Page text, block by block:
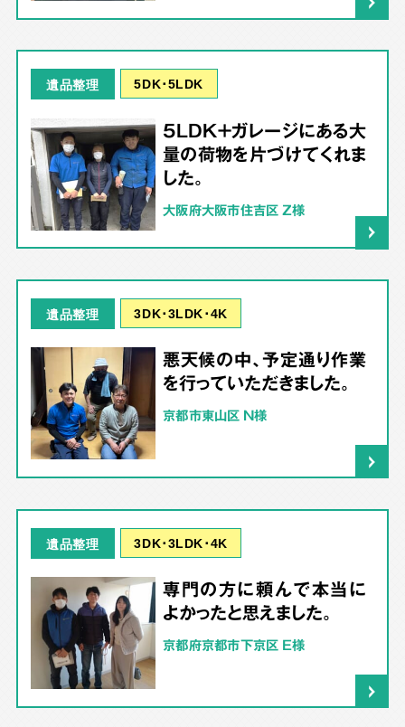
遺品整理 5DK･5LDK
5LDK＋ガレージにある大
量の荷物を片づけてくれま
した。
大阪府大阪市住吉区 Z様
遺品整理 3DK･3LDK･4K
悪天候の中、予定通り作業
を行っていただきました。
京都市東山区 N様
遺品整理 3DK･3LDK･4K
専門の方に頼んで本当に
よかったと思えました。
京都府京都市下京区 E様